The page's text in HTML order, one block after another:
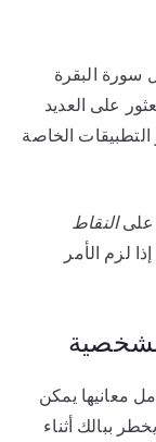
سورة البقرة
على العديد
الخاصة
علىالنقاط
لزم الأمر
معانيها يمكن
ببالك أثناء